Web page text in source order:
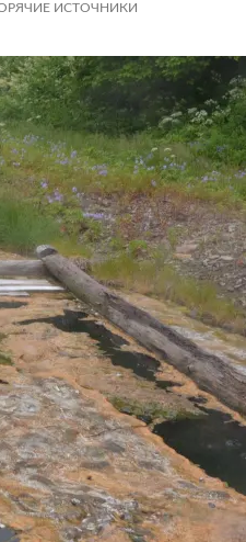
ИСТОЧНИКИ